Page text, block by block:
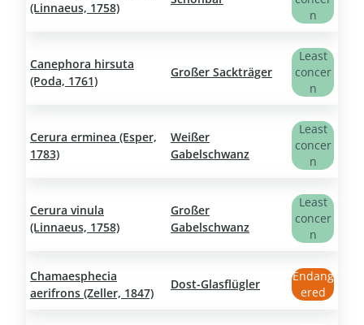
(Linnaeus, 1758)
n
Canephora hirsuta
(Poda, 1761)
Großer Sackträger
Least
concer
n
Cerura erminea (Esper,
1783)
Weißer
Gabelschwanz
Least
concer
n
Cerura vinula
(Linnaeus, 1758)
Großer
Gabelschwanz
Least
concer
n
Chamaesphecia
aerifrons (Zeller, 1847)
Dost-Glasflügler
Endang
ered